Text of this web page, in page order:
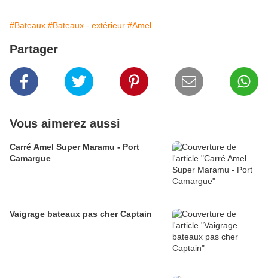
#Bateaux #Bateaux - extérieur #Amel
Partager
Vous aimerez aussi
Carré Amel Super Maramu - Port
Camargue
Vaigrage bateaux pas cher Captain